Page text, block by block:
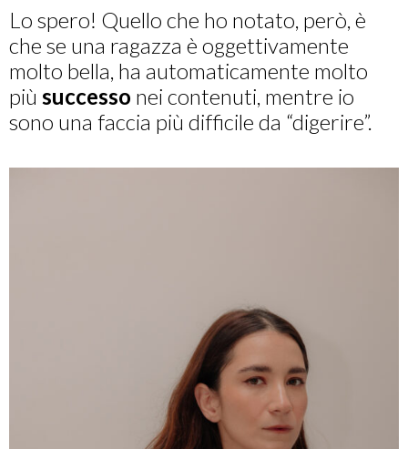
Lo spero! Quello che ho notato, però, è
che se una ragazza è oggettivamente
molto bella, ha automaticamente molto
più successo nei contenuti, mentre io
sono una faccia più difficile da “digerire”.